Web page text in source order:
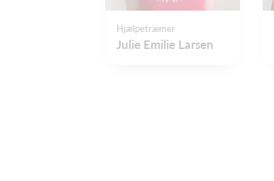
Hjælpetræmer
Julie Emilie Larsen